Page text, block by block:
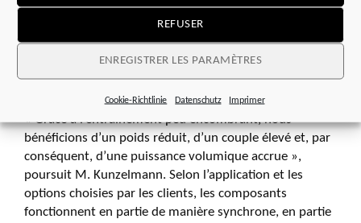
REFUSER
ENREGISTRER LES PARAMÈTRES
Cookie-Richtlinie Datenschutz Imprimer
version à deux étages, la version à un étage avec les
rapports de réduction 2 ou 4 permet une vitesse de
rotation beaucoup plus élevée à la sortie. Une plage de
transmission pouvant atteindre 400 est possible avec le
« Grâce à l’entraînement peu encombrant, nous
bénéficions d’un poids réduit, d’un couple élevé et, par
conséquent, d’une puissance volumique accrue »,
poursuit M. Kunzelmann. Selon l’application et les
options choisies par les clients, les composants
fonctionnent en partie de manière synchrone, en partie